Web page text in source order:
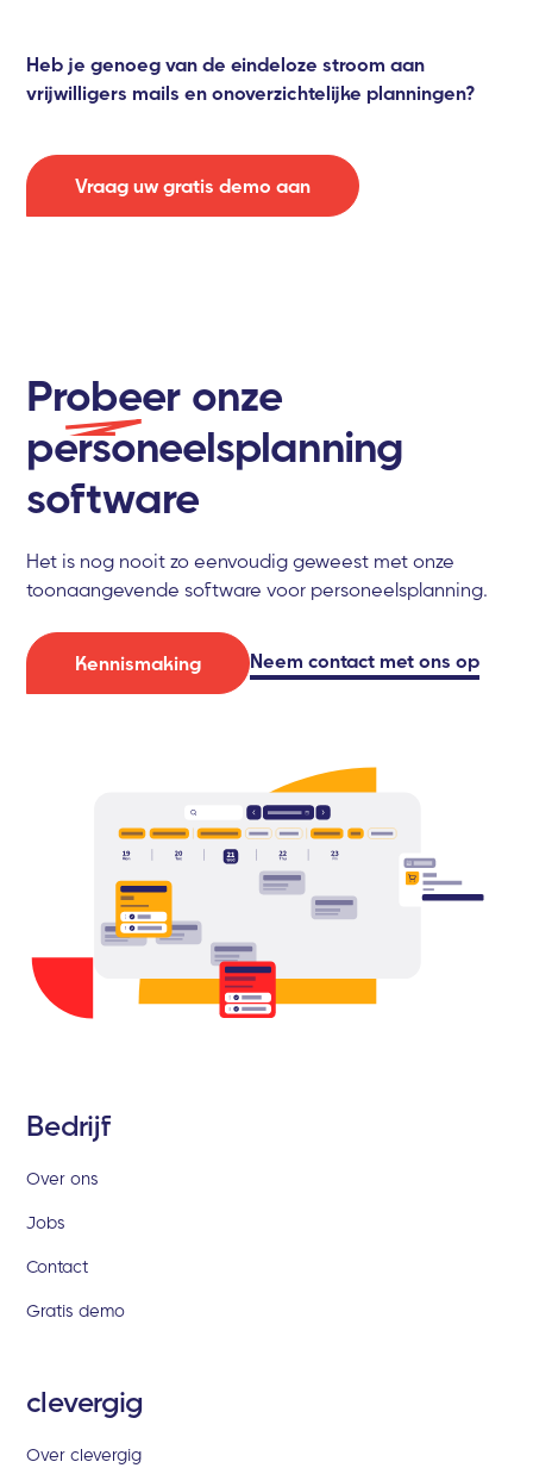
Heb je genoeg van de eindeloze stroom aan
vrijwilligers mails en onoverzichtelijke planningen?
Vraag uw gratis demo aan
Probeer onze
personeelsplanning
software
Het is nog nooit zo eenvoudig geweest met onze
toonaangevende software voor personeelsplanning.
Kennismaking Neem contact met ons op
Bedrijf
Over ons
Jobs
Contact
Gratis demo
clevergig
Over clevergig